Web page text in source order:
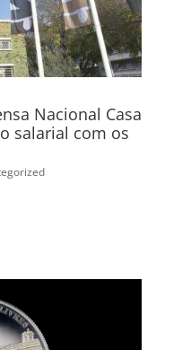
Nacional Casa
salarial com os